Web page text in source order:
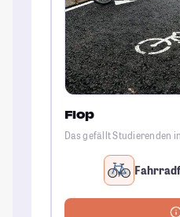
Flop
Das gefällt Studierenden